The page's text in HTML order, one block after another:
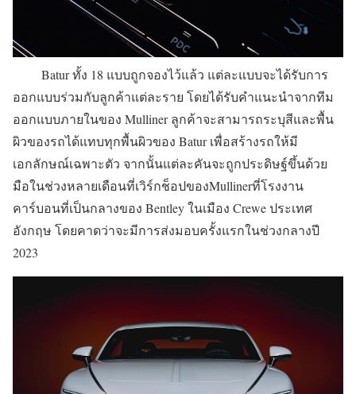
Batur ทั้ง 18 แบบถูกจองไว้แล้ว แต่ละแบบจะได้รับการ
ออกแบบร่วมกับลูกค้าแต่ละราย โดยได้รับคำแนะนำจากทีม
ออกแบบภายในของ Mulliner ลูกค้าจะสามารถระบุสีและพื้น
ผิวของรถได้แทบทุกพื้นผิวของ Batur เพื่อสร้างรถให้มี
เอกลักษณ์เฉพาะตัว จากนั้นแต่ละคันจะถูกประดิษฐ์ขึ้นด้วย
มือในช่วงหลายเดือนที่เวิร์กช็อปของMullinerที่โรงงาน
คาร์บอนที่เป็นกลางของ Bentley ในเมือง Crewe ประเทศ
อังกฤษ โดยคาดว่าจะมีการส่งมอบครั้งแรกในช่วงกลางปี ​​
2023